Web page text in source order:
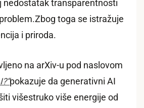
nedostatak transparentnosti
toga se istražuje
i priroda.
na arXiv-u pod naslovom
pokazuje da generativni AI
višestruko više energije od